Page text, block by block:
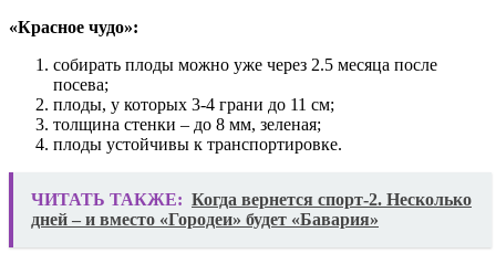
«Красное чудо»:
собирать плоды можно уже через 2.5 месяца после
посева;
плоды, у которых 3-4 грани до 11 см;
толщина стенки – до 8 мм, зеленая;
плоды устойчивы к транспортировке.
ЧИТАТЬ ТАКЖЕ: Когда вернется спорт-2. Несколько
дней – и вместо «Городеи» будет «Бавария»